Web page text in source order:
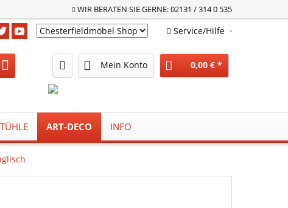
WIR BERATEN SIE GERNE: 02131 / 314 0 535
Chesterfieldmöbel Shop Service/Hilfe
Mein Konto 0,00 € *
ART-DECO INFO